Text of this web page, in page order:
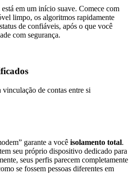
em um início suave. Comece com
limpo, os algoritmos rapidamente
de confiáveis, após o que você
com segurança.
de contas entre si
garante a você isolamento total.
seu próprio dispositivo dedicado para
seus perfis parecem completamente
se fossem pessoas diferentes em